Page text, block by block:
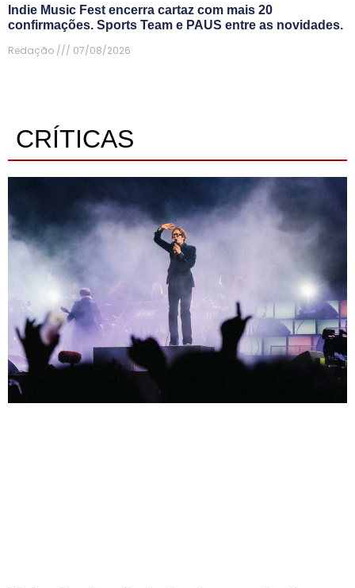
Indie Music Fest encerra cartaz com mais 20
confirmações. Sports Team e PAUS entre as novidades.
Redação
07/08/2026
CRÍTICAS